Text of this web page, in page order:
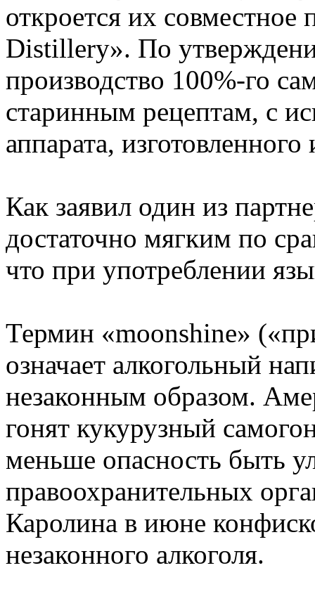
откроется их
Distillery». По
производство 100%-го
старинным рецептам, с
аппарата,
Как заявил один из
достаточно мягким по
что при употреблении
Термин «moonshine»
означает алкогольный
незаконным образом.
гонят кукурузный
меньше опасность быть
правоохранительных
Каролина в июне
незаконного алкоголя.